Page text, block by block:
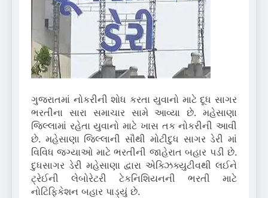
ગુજરાતમાં નોકરીની શોધ કરતા યુવાનો માટે દૂધ સાગર
ભરતીના સારા સમાચાર સામે આવ્યા છે. મહેસાણા
જિલ્લામાં રહેતા યુવાનો માટે ખાસ તક નોકરીની આવી
છે. મહેસાણા જિલ્લાની સૌથી મોટીદુધ સાગર ડેરી માં
વિવિધ જગ્યાઓ માટે ભરતીની જાહેરાત બહાર પડી છે.
દુધસાગર ડેરી મહેસાણા દ્વારા એક્ઝિક્યુટીવથી લઈને
ટ્રેઈની લેબોરેટરી ટેકનિશિયનની ભરતી માટે
નોટિફિકેશન બહાર પાડ્યું છે.